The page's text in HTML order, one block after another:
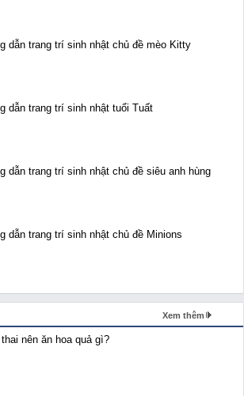
dẫn trang trí sinh nhật chủ đề mèo Kitty
dẫn trang trí sinh nhật tuổi Tuất
dẫn trang trí sinh nhật chủ đề siêu anh hùng
dẫn trang trí sinh nhật chủ đề Minions
Xem thêm
thai nên ăn hoa quả gì?